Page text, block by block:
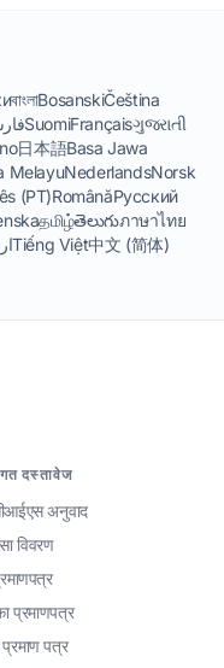
বাংলাBosanskiČeština
SuomiFrançaisગુજરાતી
日本語Basa Jawa
MelayuNederlandsNorsk
(PT)RomânăРусский
தமிழ்తెలుగుภาษาไทย
Tiếng Việt中文 (简体)
दस्तावेज
अनुवाद
विवरण
प्रमाणपत्र
पत्र